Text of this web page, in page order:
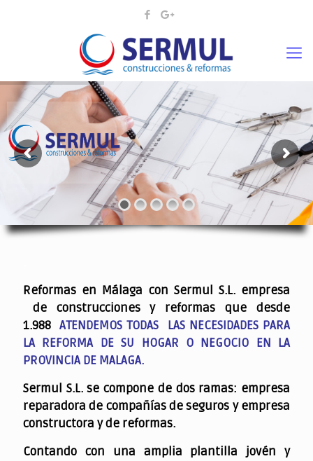
¡¡DAMOS VIDA A SUS
Reformas en Málaga con Sermul S.L. empresa
de construcciones y reformas que desde
1.988ATENDEMOS TODAS LAS NECESIDADES PARA
LA REFORMA DE SU HOGAR O NEGOCIO EN LA
PROVINCIA DE MALAGA.
Sermul S.L. se compone de dos ramas: empresa
reparadora de compañías de seguros y empresa
constructora y de reformas.
Contando con una amplia plantilla jovén y